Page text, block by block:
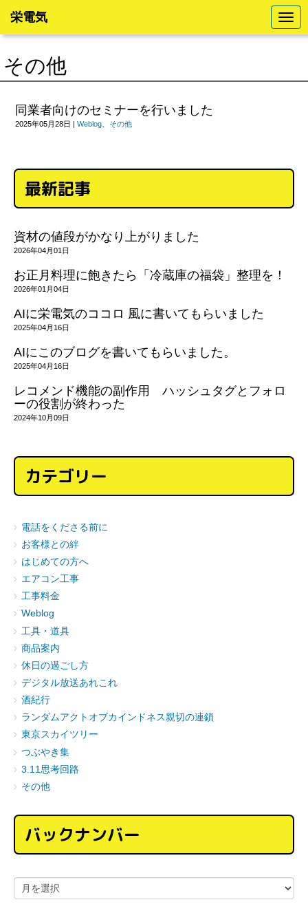
N
a
v
t
栄電気
その他
同業者向けのセミナーを行いました
2025年05月28日 | Weblog その他
最新記事
資材の値段がかなり上がりました
2026年04月01日
お正月料理に飽きたら「冷蔵庫の福袋」整理を！
2026年01月04日
AIに栄電気のココロ 風に書いてもらいました
2025年04月16日
AIにこのブログを書いてもらいました。
2025年04月16日
レコメンド機能の副作用 ハッシュタグとフォロ
ーの役割が終わった
2024年10月09日
カテゴリー
電話をくださる前に
お客様との絆
はじめての方へ
エアコン工事
工事料金
Weblog
工具・道具
商品案内
休日の過ごし方
デジタル放送あれこれ
酒紀行
ランダムアクトオブカインドネス親切の連鎖
東京スカイツリー
つぶやき集
3.11思考回路
その他
バックナンバー